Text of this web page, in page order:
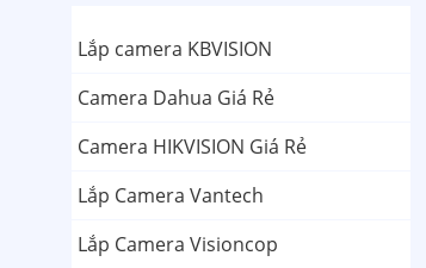
Lắp camera KBVISION
Camera Dahua Giá Rẻ
Camera HIKVISION Giá Rẻ
Lắp Camera Vantech
Lắp Camera Visioncop